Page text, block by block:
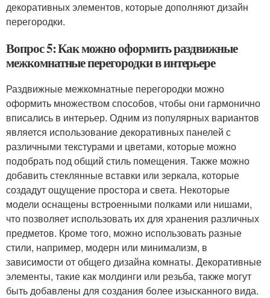
декоративных элементов, которые дополняют дизайн
перегородки.
Вопрос 5: Как можно оформить раздвижные
межкомнатные перегородки в интерьере
Раздвижные межкомнатные перегородки можно
оформить множеством способов, чтобы они гармонично
вписались в интерьер. Одним из популярных вариантов
является использование декоративных панелей с
различными текстурами и цветами, которые можно
подобрать под общий стиль помещения. Также можно
добавить стеклянные вставки или зеркала, которые
создадут ощущение простора и света. Некоторые
модели оснащены встроенными полками или нишами,
что позволяет использовать их для хранения различных
предметов. Кроме того, можно использовать разные
стили, например, модерн или минимализм, в
зависимости от общего дизайна комнаты. Декоративные
элементы, такие как молдинги или резьба, также могут
быть добавлены для создания более изысканного вида.